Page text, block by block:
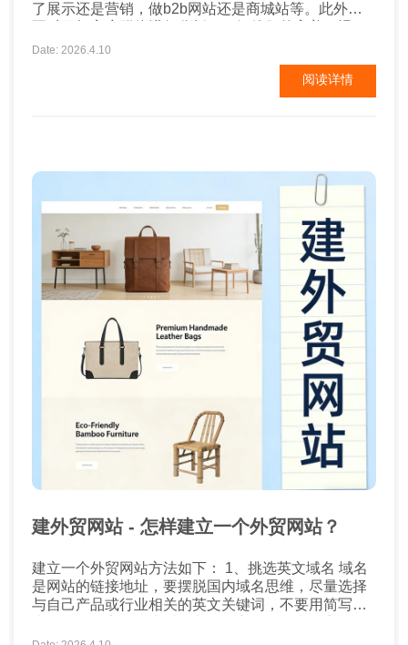
了展示还是营销，做b2b网站还是商城站等。此外，
阅读浏览习惯，关心的内容等，以便在网站搭建时更
往影响着用户对于企业的第一印象，决定着他们是
Date: 2026.4.10
阅读详情
建外贸网站 - 怎样建立一个外贸网站？
建立一个外贸网站方法如下： 1、挑选英文域名 域名
是网站的链接地址，要摆脱国内域名思维，尽量选择
与自己产品或行业相关的英文关键词，不要用简写，
响理解的。 2、挑选建站系统和服务器 由于大部分外